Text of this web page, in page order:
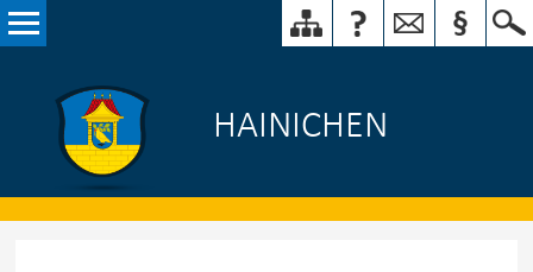
HAINICHEN